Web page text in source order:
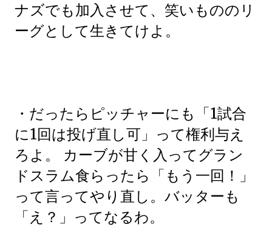
ナズでも加入させて、笑いもののリ
ーグとして生きてけよ。
・だったらピッチャーにも「1試合
に1回は投げ直し可」って権利与え
ろよ。 カーブが甘く入ってグラン
ドスラム食らったら「もう一回！」
って言ってやり直し。バッターも
「え？」ってなるわ。